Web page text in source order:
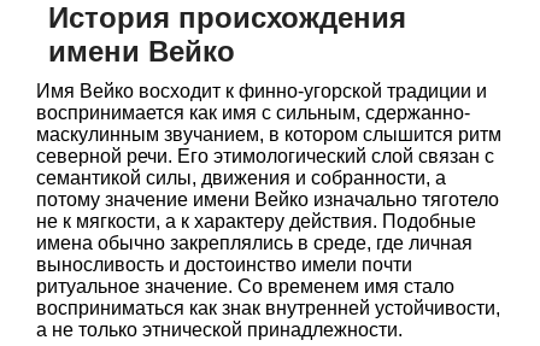
История происхождения
имени Вейко
Имя Вейко восходит к финно-угорской традиции и
воспринимается как имя с сильным, сдержанно-
маскулинным звучанием, в котором слышится ритм
северной речи. Его этимологический слой связан с
семантикой силы, движения и собранности, а
потому значение имени Вейко изначально тяготело
не к мягкости, а к характеру действия. Подобные
имена обычно закреплялись в среде, где личная
выносливость и достоинство имели почти
ритуальное значение. Со временем имя стало
восприниматься как знак внутренней устойчивости,
а не только этнической принадлежности.